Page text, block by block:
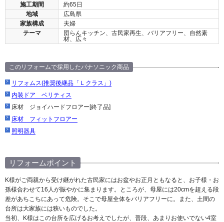
施工期間
約65日
地域
広島県
家族構成
夫婦
テーマ
団らんキッチン、古民家再生、バリアフリー、自然素
材、広々
このリフォームで採用したパナソニック商品
リフォムス(推奨後継品「Ｌクラス」)
内装ドア ベリティス
床材 ジョイハードフロアー[終了品]
床材 フィットフロアー
照明器具
リフォームポイント
K様がご両親から受け継がれた古民家にはお盆やお正月ともなると、お子様・お
孫様合わせて16人が賑やかに集まります。ところが、母屋には20cmを超える段
差があちこちにあって危険。そこで母屋全体をバリアフリーに。また、土間の
台所は大家族には狭いものでした。
当初、K様はこの台所を広げるお考えでしたが、普段、あまりお使いでない4室